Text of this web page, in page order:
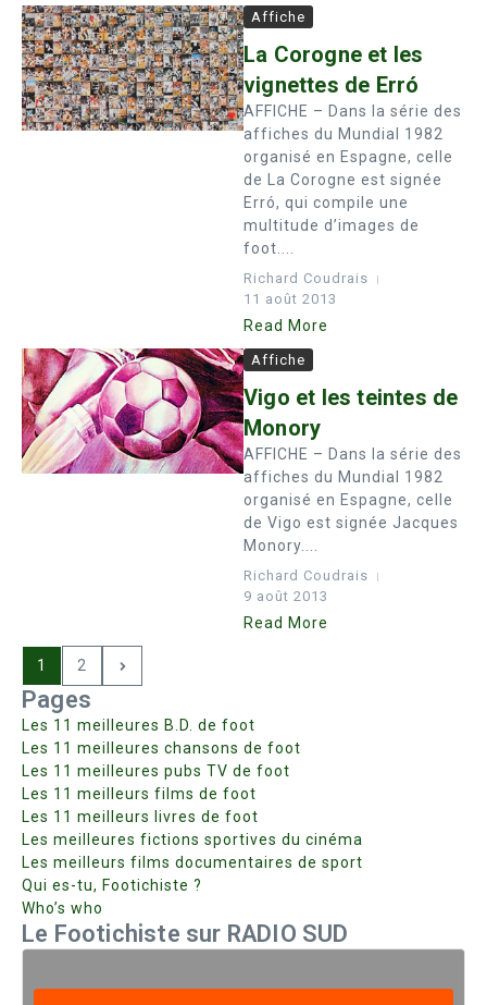
Affiche
La Corogne et les
vignettes de Erró
AFFICHE – Dans la série des
affiches du Mundial 1982
organisé en Espagne, celle
de La Corogne est signée
Erró, qui compile une
multitude d’images de
foot....
Richard Coudrais
11 août 2013
Read More
Affiche
Vigo et les teintes de
Monory
AFFICHE – Dans la série des
affiches du Mundial 1982
organisé en Espagne, celle
de Vigo est signée Jacques
Monory....
Richard Coudrais
9 août 2013
Read More
1 2
Pages
Les 11 meilleures B.D. de foot
Les 11 meilleures chansons de foot
Les 11 meilleures pubs TV de foot
Les 11 meilleurs films de foot
Les 11 meilleurs livres de foot
Les meilleures fictions sportives du cinéma
Les meilleurs films documentaires de sport
Qui es-tu, Footichiste ?
Who’s who
Le Footichiste sur RADIO SUD